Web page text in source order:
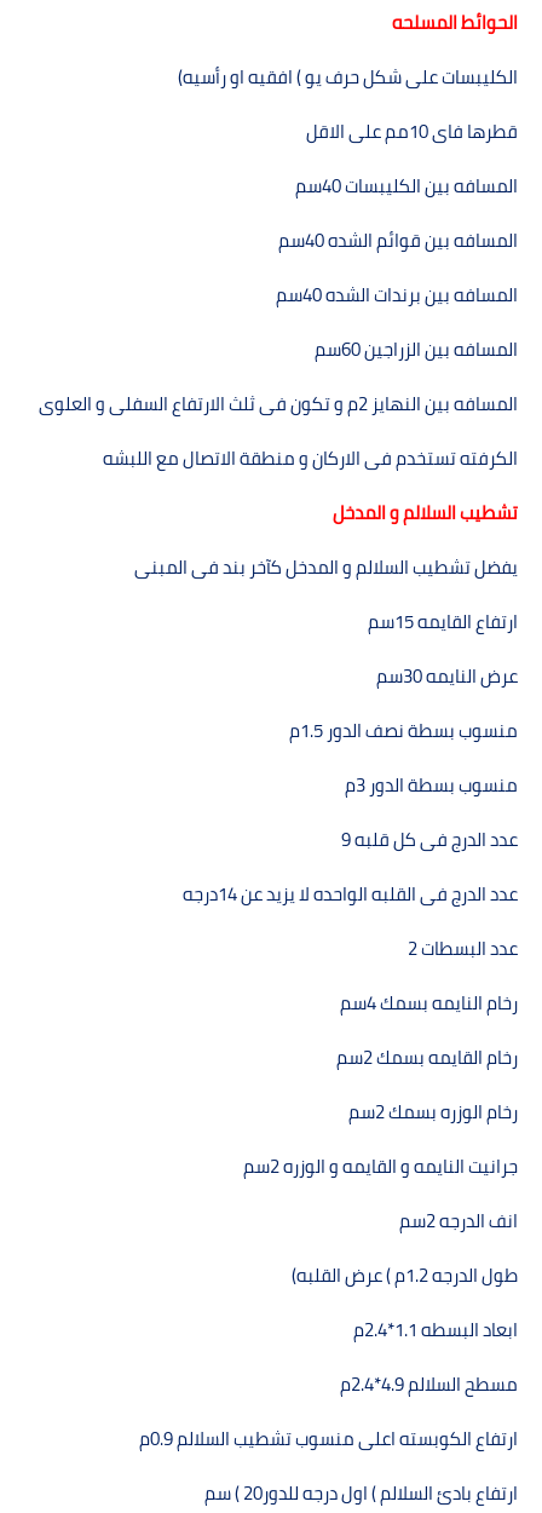
الحوائط المسلحه
الكليبسات على شكل حرف يو ) افقيه او رأسيه(
قطرھا فاى10مم على الاقل
المسافه بين الكليبسات40سم
المسافه بين قوائم الشده40سم
المسافه بين برندات الشده40سم
المسافه بين الزراجين60سم
المسافه بين النھايز 2م و تكون فى ثلث الارتفاع السفلى و العلوى
الكرفته تستخدم فى الاركان و منطقة الاتصال مع اللبشه
تشطيب السلالم و المدخل
يفضل تشطيب السلالم و المدخل كآخر بند فى المبنى
ارتفاع القايمه15سم
عرض النايمه30سم
منسوب بسطة نصف الدور 1.5م
منسوب بسطة الدور 3م
عدد الدرج فى كل قلبه 9
عدد الدرج فى القلبه الواحده لا يزيد عن14درجه
عدد البسطات 2
رخام النايمه بسمك4سم
رخام القايمه بسمك2سم
رخام الوزره بسمك2سم
جرانيت النايمه و القايمه و الوزره2سم
انف الدرجه2سم
طول الدرجه1.2م ) عرض القلبه(
ابعاد البسطه2.4*1.1م
مسطح السلالم2.4*4.9م
ارتفاع الكوبسته اعلى منسوب تشطيب السلالم0.9م
ارتفاع بادئ السلالم ) اول درجه للدور( 20سم